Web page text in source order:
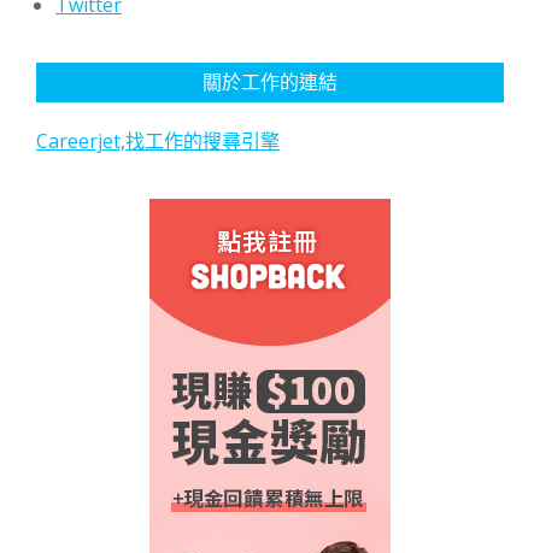
關於工作的連結
Careerjet,找工作的搜尋引擎